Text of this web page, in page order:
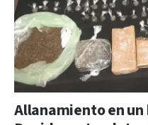
Allanamiento en